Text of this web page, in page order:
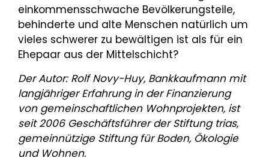
einkommensschwache Bevölkerungsteile,
behinderte und alte Menschen natürlich um
vieles schwerer zu bewältigen ist als für ein
Ehepaar aus der Mittelschicht?
Der Autor: Rolf Novy-Huy, Bankkaufmann mit
langjähriger Erfahrung in der Finanzierung
von gemeinschaftlichen Wohnprojekten, ist
seit 2006 Geschäftsführer der Stiftung trias,
gemeinnützige Stiftung für Boden, Ökologie
und Wohnen.